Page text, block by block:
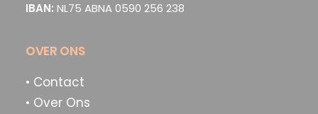
IBAN: NL75 ABNA 0590 256 238
OVER ONS
• Contact
• Over Ons